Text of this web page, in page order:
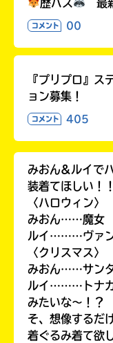
歴バス 最
コメント 00
『プリプロ』ス
ョン募集！
コメント 405
みおん&ルイで
装着てほしい！！
〈ハロウィン〉
みおん……魔女
ルイ………ヴァ
〈クリスマス〉
みおん……サンタ
ルイ………トナカ
みたいな〜！？
そ、想像するだ
着ぐるみ着て欲